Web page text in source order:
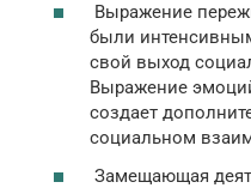
Выражение
были
свой выход
Выражение
создает
социальном
Замещающая